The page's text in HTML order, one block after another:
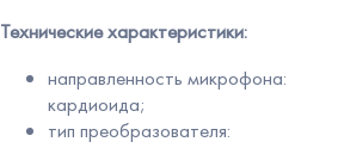
Технические характеристики:
направленность микрофона:
кардиоида;
тип преобразователя: